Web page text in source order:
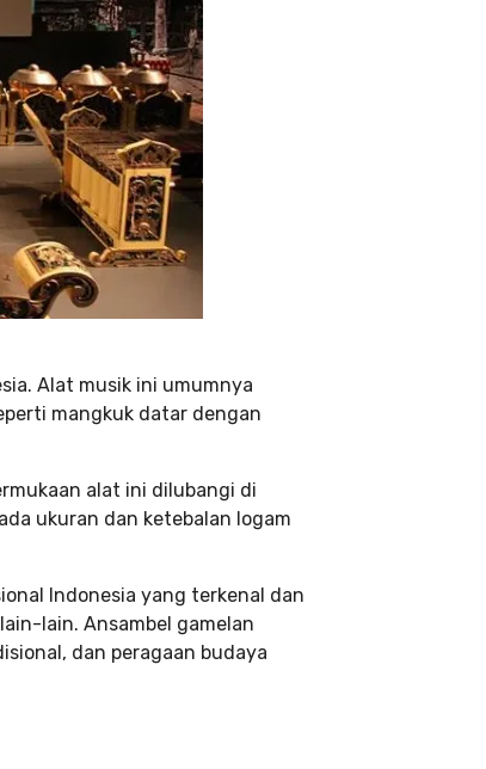
Alat musik ini umumnya
mangkuk datar dengan
alat ini dilubangi di
ukuran dan ketebalan logam
Indonesia yang terkenal dan
lain. Ansambel gamelan
dan peragaan budaya